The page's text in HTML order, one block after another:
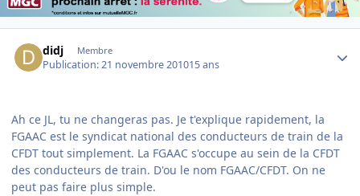
didj Membre
Publication:21 novembre 201015 ans
Ah ce JL, tu ne changeras pas. Je t'explique rapidement, la
FGAAC est le syndicat national des conducteurs de train de la
CFDT tout simplement. La FGAAC s'occupe au sein de la CFDT
des conducteurs de train. D'ou le nom FGAAC/CFDT. On ne
peut pas faire plus simple.